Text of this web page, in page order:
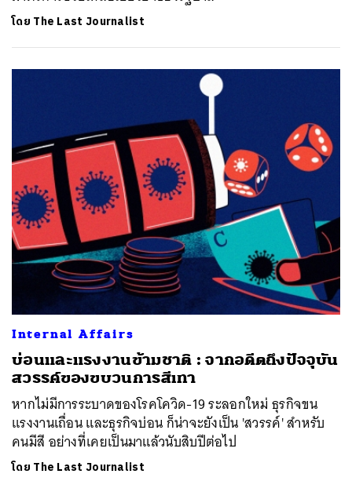
โดย The Last Journalist
Internal Affairs
บ่อนและแรงงานข้ามชาติ : จากอดีตถึงปัจจุบัน
สวรรค์ของขบวนการสีเทา
หากไม่มีการระบาดของโรคโควิด-19 ระลอกใหม่ ธุรกิจขน
แรงงานเถื่อน และธุรกิจบ่อน ก็น่าจะยังเป็น 'สวรรค์' สำหรับ
คนมีสี อย่างที่เคยเป็นมาแล้วนับสิบปีต่อไป
โดย The Last Journalist